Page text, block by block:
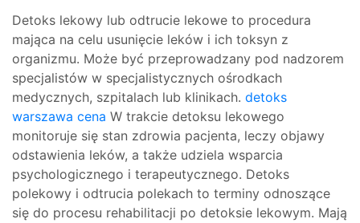
Detoks lekowy lub odtrucie lekowe to procedura
mająca na celu usunięcie leków i ich toksyn z
organizmu. Może być przeprowadzany pod nadzorem
specjalistów w specjalistycznych ośrodkach
medycznych, szpitalach lub klinikach. detoks
warszawa cena W trakcie detoksu lekowego
monitoruje się stan zdrowia pacjenta, leczy objawy
odstawienia leków, a także udziela wsparcia
psychologicznego i terapeutycznego. Detoks
polekowy i odtrucia polekach to terminy odnoszące
się do procesu rehabilitacji po detoksie lekowym. Mają